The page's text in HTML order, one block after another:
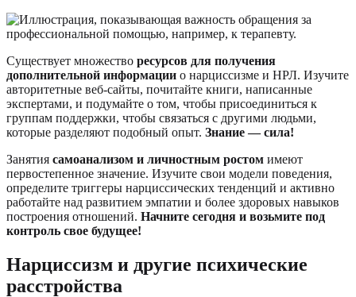
Существует множество ресурсов для получения
дополнительной информации о нарциссизме и НРЛ. Изучите
авторитетные веб-сайты, почитайте книги, написанные
экспертами, и подумайте о том, чтобы присоединиться к
группам поддержки, чтобы связаться с другими людьми,
которые разделяют подобный опыт. Знание — сила!
Занятия самоанализом и личностным ростом имеют
первостепенное значение. Изучите свои модели поведения,
определите триггеры нарциссических тенденций и активно
работайте над развитием эмпатии и более здоровых навыков
построения отношений. Начните сегодня и возьмите под
контроль свое будущее!
Нарциссизм и другие психические
расстройства